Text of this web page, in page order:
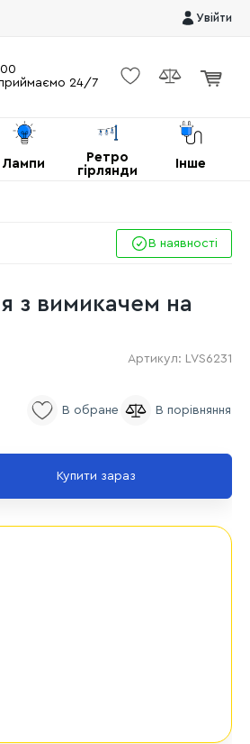
Увійти
24/7
Лампи
Ретро
гірлянди
Інше
В наявності
з вимикачем на
Артикул: LVS6231
Купити зараз